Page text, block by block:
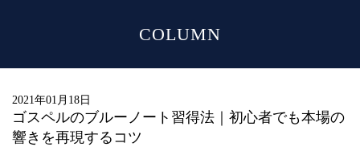
COLUMN
2021年01月18日
ゴスペルのブルーノート習得法｜初心者でも本場の
響きを再現するコツ